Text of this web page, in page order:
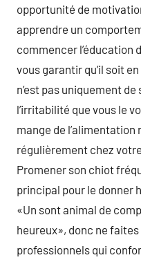
opportunité de
apprendre un
commencer l’éducation
vous garantir qu’il soit
n’est pas uniquement
l’irritabilité que vous le
mange de l’alimentation
régulièrement chez
Promener son chiot
principal pour le donner
«Un sont animal de
heureux», donc ne
professionnels qui